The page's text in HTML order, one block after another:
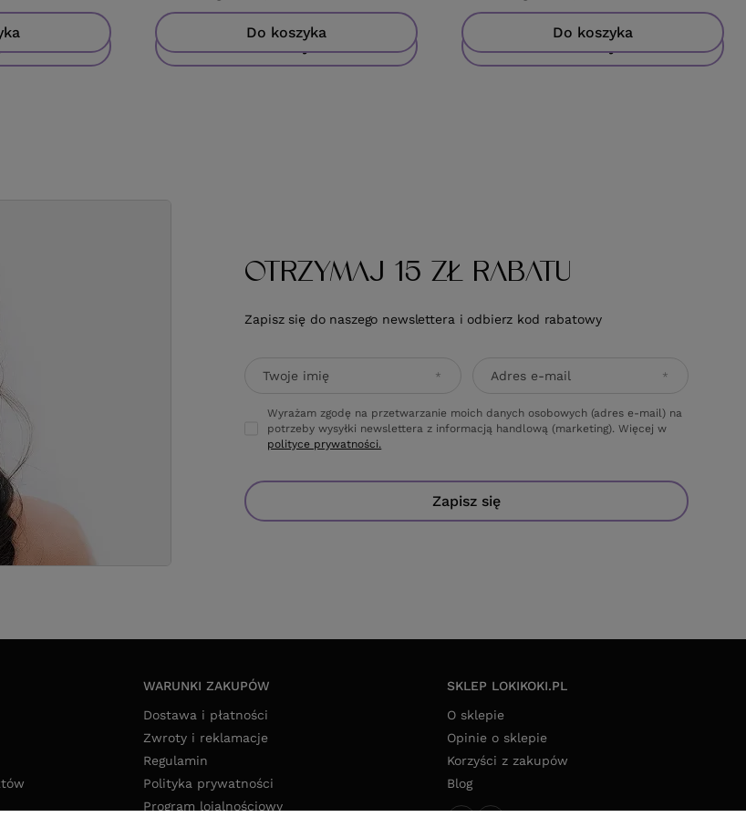
Do koszyka Do koszyka
Do koszyka Do koszyka
OTRZYMAJ 15 ZŁ RABATU
Zapisz się do naszego newslettera i odbierz kod rabatowy
Twoje imię Adres e-mail
Wyrażam zgodę na przetwarzanie moich danych osobowych (adres e-mail) na
potrzeby wysyłki newslettera z informacją handlową (marketing). Więcej w
polityce prywatności.
Zapisz się
WARUNKI ZAKUPÓW
Dostawa i płatności
Zwroty i reklamacje
Regulamin
Polityka prywatności
Program lojalnościowy
SKLEP LOKIKOKI.PL
O sklepie
Opinie o sklepie
Korzyści z zakupów
Blog